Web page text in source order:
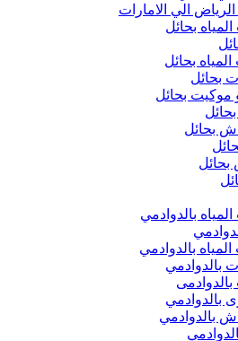
الي الامارات
بحائل
بحائل
بحائل
بحائل
بحائل
بالدوادمي
بالدوادمي
بالدوادمي
بالدوادمي